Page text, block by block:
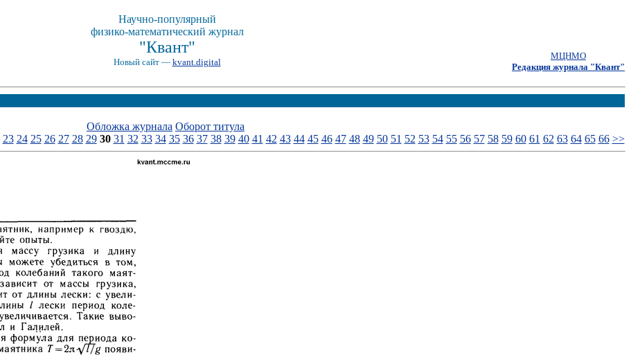
Научно-популярный
физико-математический журнал
"Квант"
Новый сайт — kvant.digital
МЦНМО
Редакция журнала "Квант"
Обложка журнала Оборот титула
23 24 25 26 27 28 29 30 31 32 33 34 35 36 37 38 39 40 41 42 43 44 45 46 47 48 49 50 51 52 53 54 55 56 57 58 59 60 61 62 63 64 65 66 >>